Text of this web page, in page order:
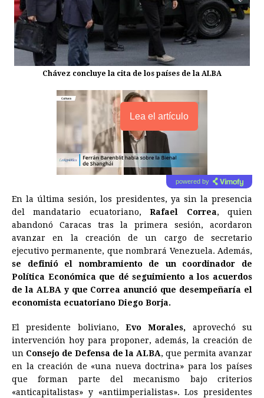
Chávez concluye la cita de los países de la ALBA
Lea el artículo
powered by
En la última sesión, los presidentes, ya sin la presencia
del mandatario ecuatoriano,Rafael Correa, quien
abandonó Caracas tras la primera sesión, acordaron
avanzar en la creación de un cargo de secretario
ejecutivo permanente, que nombrará Venezuela. Además,
se definió el nombramiento de un coordinador de
Política Económica que dé seguimiento a los acuerdos
de la ALBA y que Correa anunció que desempeñaría el
economista ecuatoriano Diego Borja.
El presidente boliviano, Evo Morales, aprovechó su
intervención hoy para proponer, además, la creación de
un Consejo de Defensa de la ALBA, que permita avanzar
en la creación de «una nueva doctrina» para los países
que forman parte del mecanismo bajo criterios
«anticapitalistas» y «antiimperialistas». Los presidentes